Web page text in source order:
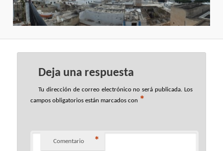
Deja una respuesta
Tu dirección de correo electrónico no será publicada. Los
campos obligatorios están marcados con *
Comentario *